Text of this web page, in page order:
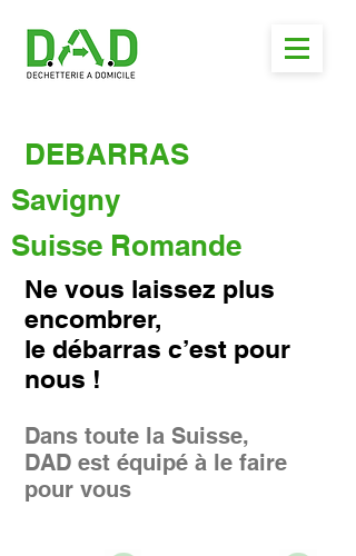
DEBARRAS
Savigny
Suisse Romande
Ne vous laissez plus
encombrer,
le débarras c’est pour
nous !
Dans toute la Suisse,
DAD est équipé à le faire
pour vous